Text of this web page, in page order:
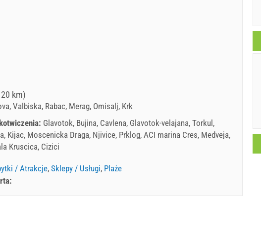
km)
Valbiska, Rabac, Merag, Omisalj, Krk
Glavotok, Bujina, Cavlena, Glavotok-velajana, Torkul,
Kijac, Moscenicka Draga, Njivice, Prklog, ACI marina Cres, Medveja,
Kruscica, Cizici
/ Atrakcje, Sklepy / Usługi, Plaże